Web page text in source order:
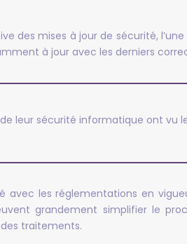
des mises à jour de sécurité,
à jour avec les derniers
leur sécurité informatique ont vu
avec les réglementations en
grandement simplifier le
traitements.